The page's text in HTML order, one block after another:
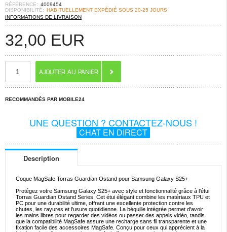
RÉFÉRENCE: 4009454
DISPONIBILITÉ: HABITUELLEMENT EXPÉDIÉ SOUS 20-25 JOURS
INFORMATIONS DE LIVRAISON
32,00 EUR
RECOMMANDÉS PAR MOBILE24
UNE QUESTION ? CONTACTEZ-NOUS !
CHAT EN DIRECT
Description
Coque MagSafe Torras Guardian Ostand pour Samsung Galaxy S25+
Protégez votre Samsung Galaxy S25+ avec style et fonctionnalité grâce à l'étui
Torras Guardian Ostand Series. Cet étui élégant combine les matériaux TPU et
PC pour une durabilité ultime, offrant une excellente protection contre les
chutes, les rayures et l'usure quotidienne. La béquille intégrée permet d'avoir
les mains libres pour regarder des vidéos ou passer des appels vidéo, tandis
que la compatibilité MagSafe assure une recharge sans fil transparente et une
fixation facile des accessoires MagSafe. Conçu pour ceux qui apprécient à la